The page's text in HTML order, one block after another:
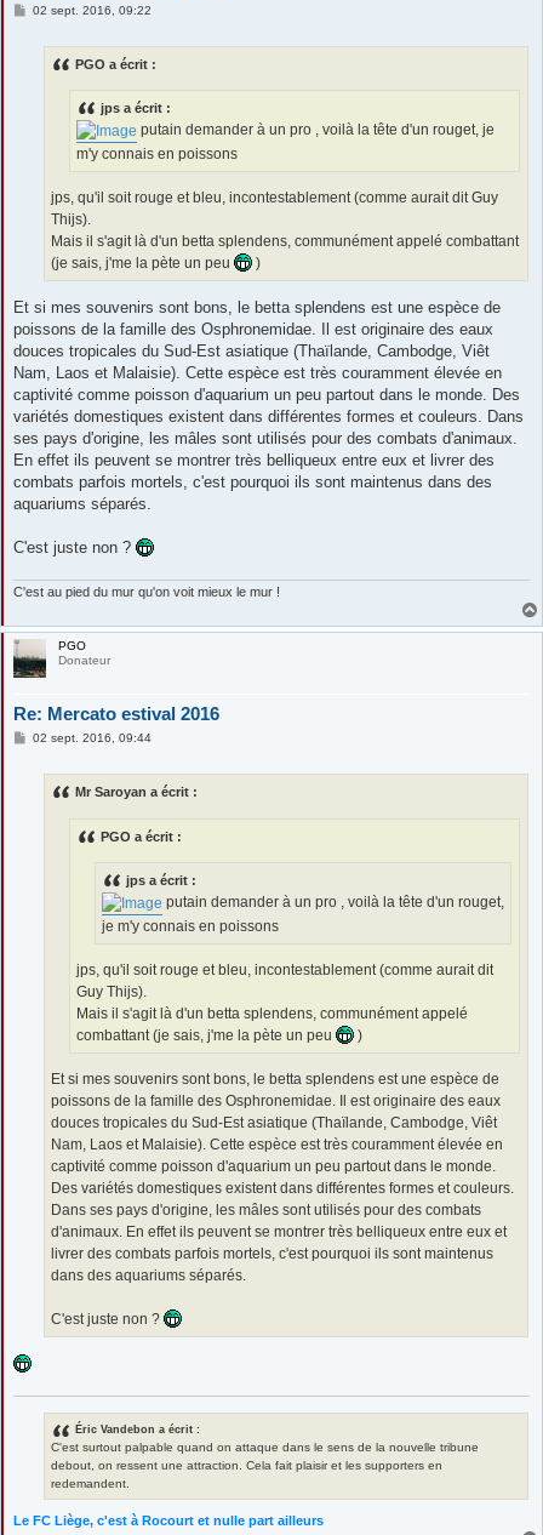
M02 sept. 2016, 09:22
PGO a écrit :
jps a écrit :
putain demander à un pro , voilà la tête d'un rouget, je
m'y connais en poissons
jps, qu'il soit rouge et bleu, incontestablement (comme aurait dit Guy
Thijs).
Mais il s'agit là d'un betta splendens, communément appelé combattant
(je sais, j'me la pète un peu
)
Et si mes souvenirs sont bons, le betta splendens est une espèce de
poissons de la famille des Osphronemidae. Il est originaire des eaux
douces tropicales du Sud-Est asiatique (Thaïlande, Cambodge, Viêt
Nam, Laos et Malaisie). Cette espèce est très couramment élevée en
captivité comme poisson d'aquarium un peu partout dans le monde. Des
variétés domestiques existent dans différentes formes et couleurs. Dans
ses pays d'origine, les mâles sont utilisés pour des combats d'animaux.
En effet ils peuvent se montrer très belliqueux entre eux et livrer des
combats parfois mortels, c'est pourquoi ils sont maintenus dans des
aquariums séparés.
C'est juste non ?
C'est au pied du mur qu'on voit mieux le mur !
PGO
Donateur
Re: Mercato estival 2016
M02 sept. 2016, 09:44
Mr Saroyan a écrit :
PGO a écrit :
jps a écrit :
putain demander à un pro , voilà la tête d'un rouget,
je m'y connais en poissons
jps, qu'il soit rouge et bleu, incontestablement (comme aurait dit
Guy Thijs).
Mais il s'agit là d'un betta splendens, communément appelé
combattant (je sais, j'me la pète un peu
)
Et si mes souvenirs sont bons, le betta splendens est une espèce de
poissons de la famille des Osphronemidae. Il est originaire des eaux
douces tropicales du Sud-Est asiatique (Thaïlande, Cambodge, Viêt
Nam, Laos et Malaisie). Cette espèce est très couramment élevée en
captivité comme poisson d'aquarium un peu partout dans le monde.
Des variétés domestiques existent dans différentes formes et couleurs.
Dans ses pays d'origine, les mâles sont utilisés pour des combats
d'animaux. En effet ils peuvent se montrer très belliqueux entre eux et
livrer des combats parfois mortels, c'est pourquoi ils sont maintenus
dans des aquariums séparés.
C'est juste non ?
Éric Vandebon a écrit :
C'est surtout palpable quand on attaque dans le sens de la nouvelle tribune
debout, on ressent une attraction. Cela fait plaisir et les supporters en
redemandent.
Le FC Liège, c'est à Rocourt et nulle part ailleurs